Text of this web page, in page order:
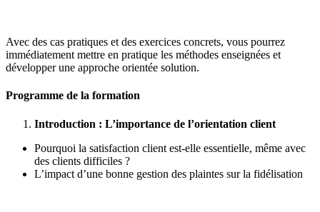
Avec des cas pratiques et des exercices concrets, vous pourrez
immédiatement mettre en pratique les méthodes enseignées et
développer une approche orientée solution.
Programme de la formation
Introduction : L’importance de l’orientation client
Pourquoi la satisfaction client est-elle essentielle, même avec
des clients difficiles ?
L’impact d’une bonne gestion des plaintes sur la fidélisation